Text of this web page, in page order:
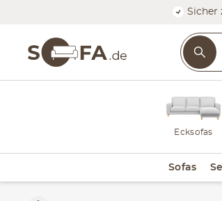
Sicher
Ecksofas
Sofas